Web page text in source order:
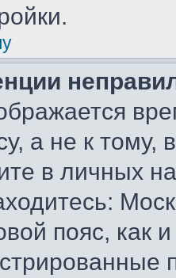
а не к тому,
в личных
пояс, как